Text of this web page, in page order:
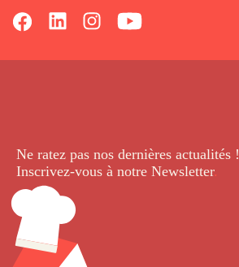
Ne ratez pas nos dernières actualités !
Inscrivez-vous à notre Newsletter.